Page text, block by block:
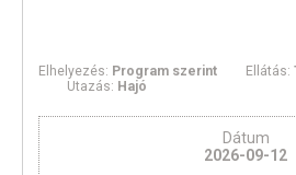
Elhelyezés: Program szerint Ellátás:
Utazás: Hajó
Dátum
2026-09-12